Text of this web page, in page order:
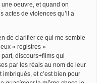
oeuvre, et quand on
actes de violences qu’il a
de clarifier ce qui me semble
« registres »
discours+films qui
par les réals au nom de leur
imbriqués, et c’est bien pour